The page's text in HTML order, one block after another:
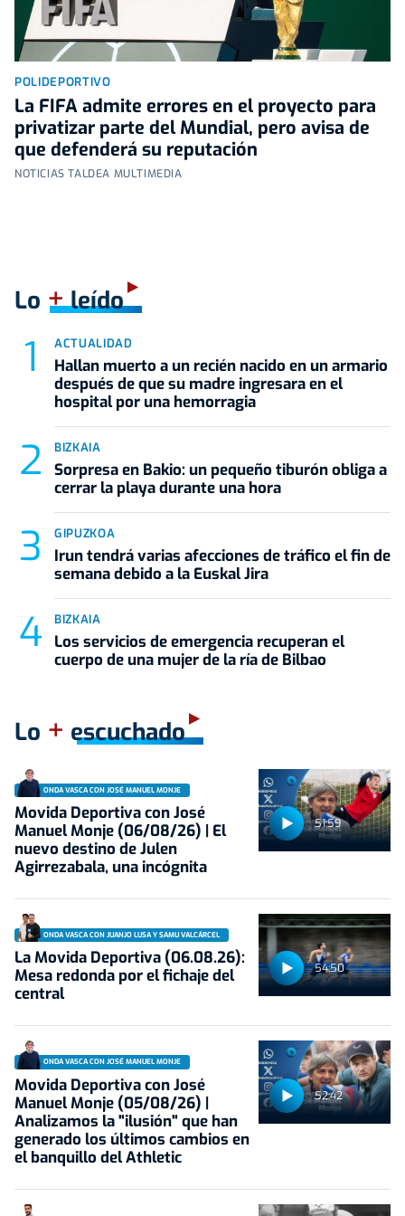
POLIDEPORTIVO
La FIFA admite errores en el proyecto para
privatizar parte del Mundial, pero avisa de
que defenderá su reputación
NOTICIAS TALDEA MULTIMEDIA
Lo +leído
ACTUALIDAD
Hallan muerto a un recién nacido en un armario
después de que su madre ingresara en el
hospital por una hemorragia
BIZKAIA
Sorpresa en Bakio: un pequeño tiburón obliga a
cerrar la playa durante una hora
GIPUZKOA
Irun tendrá varias afecciones de tráfico el fin de
semana debido a la Euskal Jira
BIZKAIA
Los servicios de emergencia recuperan el
cuerpo de una mujer de la ría de Bilbao
Lo + escuchado
51:59
ONDA VASCA CON JOSÉ MANUEL MONJE
Movida Deportiva con José
Manuel Monje (06/08/26) | El
nuevo destino de Julen
Agirrezabala, una incógnita
54:50
ONDA VASCA CON JUANJO LUSA Y SAMU VALCÁRCEL
La Movida Deportiva (06.08.26):
Mesa redonda por el fichaje del
central
52:42
ONDA VASCA CON JOSÉ MANUEL MONJE
Movida Deportiva con José
Manuel Monje (05/08/26) |
Analizamos la "ilusión" que han
generado los últimos cambios en
el banquillo del Athletic